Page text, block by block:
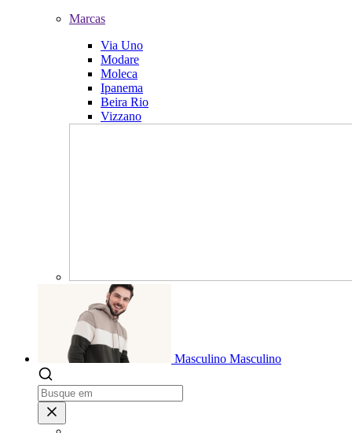
Marcas
Via Uno
Modare
Moleca
Ipanema
Beira Rio
Vizzano
Masculino Masculino